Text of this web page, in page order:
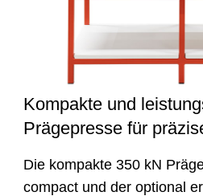
Kompakte und
Prägepresse für
Die kompakte 350 kN
compact und der optional